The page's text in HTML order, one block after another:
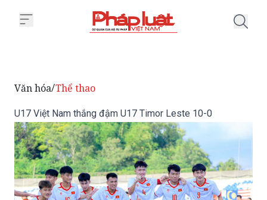
Văn hóa/Thể thao
U17 Việt Nam thắng đậm U17 Timor Leste 10-0